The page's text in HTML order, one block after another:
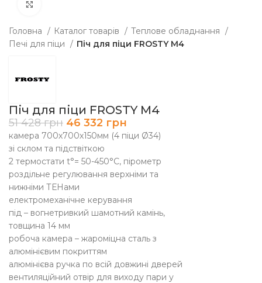
Головна Каталог товарів
Теплове обладнання
Печі для піци
Піч для піци FROSTY M4
Піч для піци FROSTY M4
51 428грн 46 332 грн
камера 700х700х150мм (4 піци Ø34)
зі склом та підствіткою
2 термостати t°= 50-450°C, пірометр
роздільне регулювання верхніми та
нижніми ТЕНами
електромеханічне керування
під – вогнетривкий шамотний камінь,
товщина 14 мм
робоча камера – жароміцна сталь з
алюмінієвим покриттям
алюмінієва ручка по всій довжині дверей
вентиляційний отвір для виходу пари у